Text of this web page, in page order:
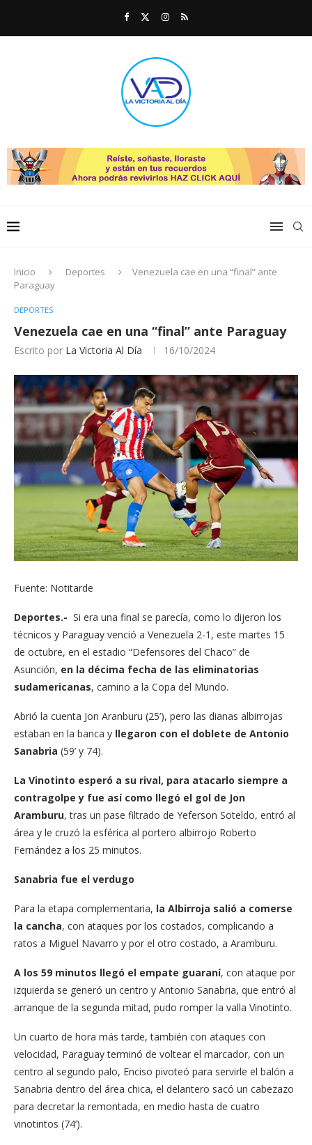
Inicio Deportes
Venezuela cae en una “final” ante
Paraguay
DEPORTES
Venezuela cae en una “final” ante Paraguay
Escrito por La Victoria Al Día 16/10/2024
Fuente: Notitarde
Deportes.- Si era una final se parecía, como lo dijeron los
técnicos y Paraguay venció a Venezuela 2-1, este martes 15
de octubre, en el estadio “Defensores del Chaco” de
Asunción, en la décima fecha de las eliminatorias
sudamericanas, camino a la Copa del Mundo.
Abrió la cuenta Jon Aranburu (25’), pero las dianas albirrojas
estaban en la banca y llegaron con el doblete de Antonio
Sanabria (59’ y 74).
La Vinotinto esperó a su rival, para atacarlo siempre a
contragolpe y fue así como llegó el gol de Jon
Aramburu, tras un pase filtrado de Yeferson Soteldo, entró al
área y le cruzó la esférica al portero albirrojo Roberto
Fernández a los 25 minutos.
Sanabria fue el verdugo
Para la etapa complementaria, la Albirroja salió a comerse
la cancha, con ataques por los costados, complicando a
ratos a Miguel Navarro y por el otro costado, a Aramburu.
A los 59 minutos llegó el empate guaraní, con ataque por
izquierda se generó un centro y Antonio Sanabria, que entró al
arranque de la segunda mitad, pudo romper la valla Vinotinto.
Un cuarto de hora más tarde, también con ataques con
velocidad, Paraguay terminó de voltear el marcador, con un
centro al segundo palo, Enciso pivoteó para servirle el balón a
Sanabria dentro del área chica, el delantero sacó un cabezazo
para decretar la remontada, en medio hasta de cuatro
vinotintos (74’).